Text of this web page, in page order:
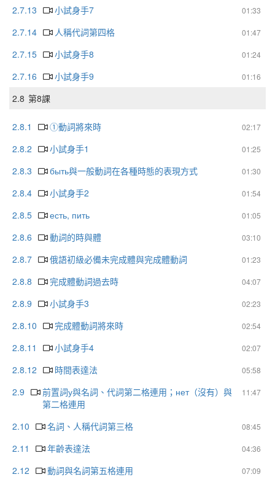
2.7.13
01:33
小試身手7
2.7.14
01:47
人稱代詞第四格
2.7.15
01:24
小試身手8
2.7.16
01:16
小試身手9
2.8 第8課
2.8.1 02:17
①動詞將來時
2.8.2
01:25
小試身手1
2.8.3
01:30
быть與一般動詞在各種時態的表現方式
2.8.4
01:54
小試身手2
2.8.5
01:05
есть, пить
2.8.6
03:10
動詞的時與體
2.8.7
01:23
俄語初級必備未完成體與完成體動詞
2.8.8
04:07
完成體動詞過去時
2.8.9
02:23
小試身手3
2.8.10
02:54
完成體動詞將來時
2.8.11
02:07
小試身手4
2.8.12
05:58
時間表達法
2.9
11:47
前置詞у與名詞、代詞第二格連用；нет（沒有）與
第二格連用
2.10
08:45
名詞、人稱代詞第三格
2.11
04:36
年齡表達法
2.12
07:09
動詞與名詞第五格連用